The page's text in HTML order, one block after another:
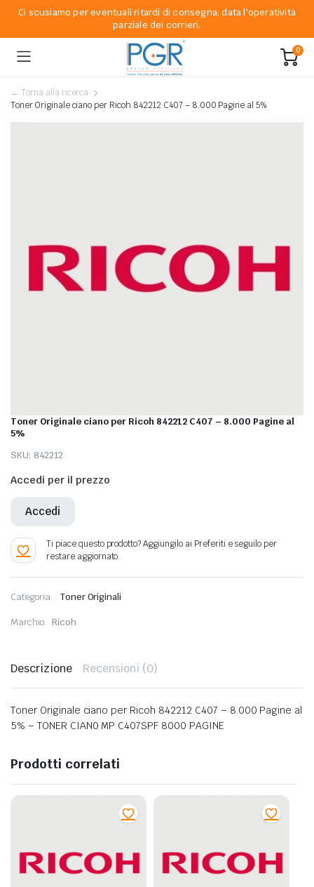
Ci scusiamo per eventuali ritardi di consegna, data l'operatività
parziale dei corrieri.
0
← Torna alla ricerca
Toner Originale ciano per Ricoh 842212 C407 – 8.000 Pagine al 5%
Toner Originale ciano per Ricoh 842212 C407 – 8.000 Pagine al
5%
SKU: 842212
Accedi per il prezzo
Accedi
Categoria: Toner Originali
Marchio: Ricoh
Descrizione Recensioni (0)
Toner Originale ciano per Ricoh 842212 C407 – 8.000 Pagine al
5% – TONER CIAN0 MP C407SPF 8000 PAGINE
Prodotti correlati